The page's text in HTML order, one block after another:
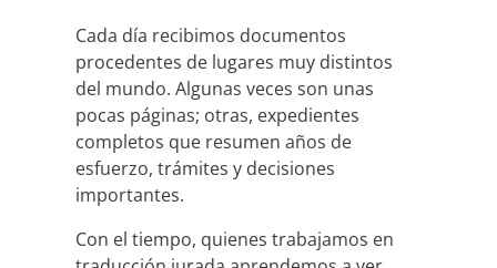
Cada día recibimos documentos
procedentes de lugares muy distintos
del mundo. Algunas veces son unas
pocas páginas; otras, expedientes
completos que resumen años de
esfuerzo, trámites y decisiones
importantes.
Con el tiempo, quienes trabajamos en